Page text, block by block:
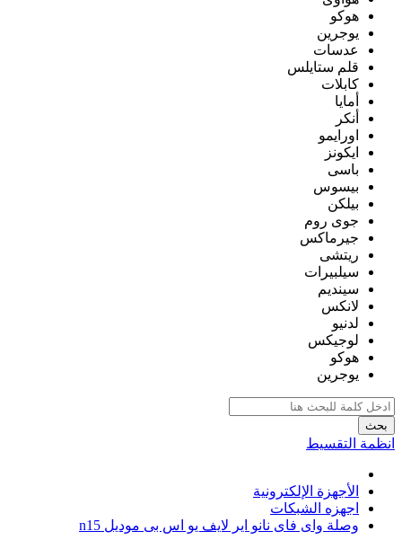
هوكو
يوجرين
عدسات
قلم ستايلس
كابلات
أمايا
أنكر
اورايمو
ايكونز
باسى
بيسوس
بيلكن
جوى روم
جيرماكس
ريتشى
سيلبيرات
سينديم
لانكس
لدنيو
لوجيكس
هوكو
يوجرين
بحث
انظمة التقسيط
الأجهزة الإلكترونية
اجهزه الشبكات
وصلة واى فاى نانو اير لايف يو اس بى موديل n15